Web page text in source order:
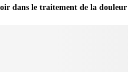
dans le traitement de la douleur